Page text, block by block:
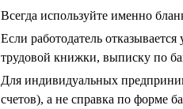
Всегда используйте именно
Если работодатель
трудовой книжки, выписку по
Для индивидуальных
счетов), а не справка по форме